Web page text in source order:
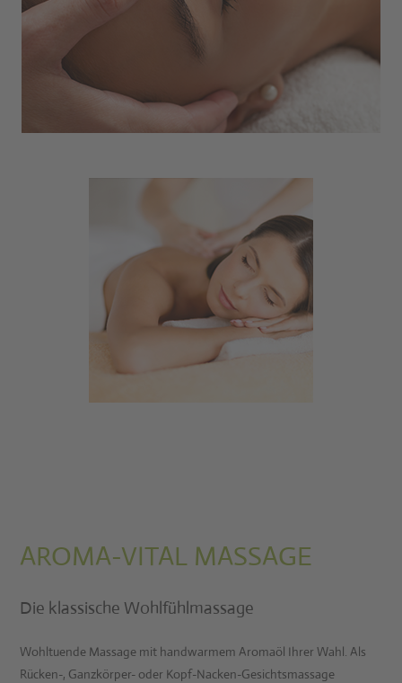
AROMA-VITAL MASSAGE
Die klassische Wohlfühlmassage
Wohltuende Massage mit handwarmem Aromaöl Ihrer Wahl. Als
Rücken-, Ganzkörper- oder Kopf-Nacken-Gesichtsmassage